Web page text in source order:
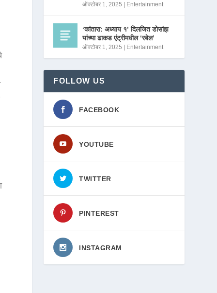
ऑक्टोबर 1, 2025 Entertainment
‘कांतारा: अध्याय १’ दिलजित डोसांझ
यांच्या ढाकड एंट्रीमधील ‘रबेल’
ऑक्टोबर 1, 2025 Entertainment
FOLLOW US
FACEBOOK
YOUTUBE
TWITTER
PINTEREST
INSTAGRAM